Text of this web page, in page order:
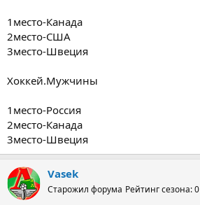
1место-Канада
2место-США
3место-Швеция
Хоккей.Мужчины
1место-Россия
2место-Канада
3место-Швеция
Vasek
Старожил форума Рейтинг сезона: 0